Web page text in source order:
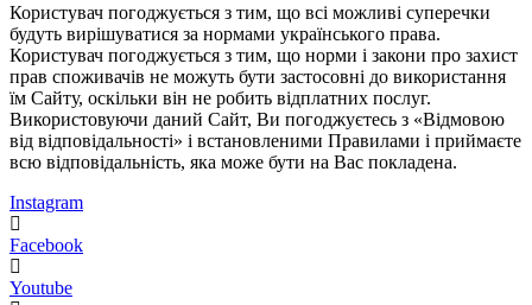
Користувач погоджується з тим, що всі можливі суперечки
будуть вирішуватися за нормами українського права.
Користувач погоджується з тим, що норми і закони про захист
прав споживачів не можуть бути застосовні до використання
їм Сайту, оскільки він не робить відплатних послуг.
Використовуючи даний Сайт, Ви погоджуєтесь з «Відмовою
від відповідальності» і встановленими Правилами і приймаєте
всю відповідальність, яка може бути на Вас покладена.
Instagram
Facebook
Youtube